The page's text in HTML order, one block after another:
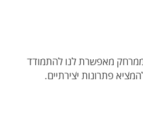
מאפשרת לנו להתמודד
פתרונות יצירתיים.